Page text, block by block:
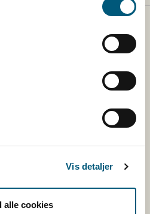
Vis detaljer
alle cookies
at reglerne bliver overholdt
med fødevarer, foder,